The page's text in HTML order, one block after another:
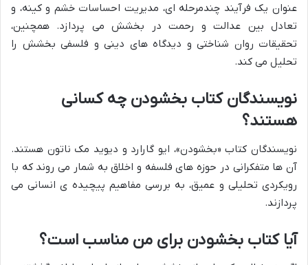
عنوان یک فرآیند چندمرحله ای، مدیریت احساسات خشم و کینه، و
تعادل بین عدالت و رحمت در بخشش می پردازد. همچنین،
تحقیقات روان شناختی و دیدگاه های دینی و فلسفی بخشش را
تحلیل می کند.
نویسندگان کتاب بخشودن چه کسانی
هستند؟
نویسندگان کتاب «بخشودن»، ایو گارارد و دیوید مک ناتون هستند.
آن ها متفکرانی در حوزه های فلسفه و اخلاق به شمار می روند که با
رویکردی تحلیلی و عمیق، به بررسی مفاهیم پیچیده ی انسانی می
پردازند.
آیا کتاب بخشودن برای من مناسب است؟